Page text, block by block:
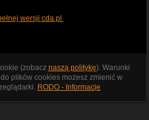
wersji cda.pl
(zobacz naszą politykę). Warunki
plików cookies możesz zmienić w
RODO - Informacje